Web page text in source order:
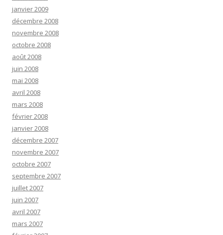
janvier 2009
décembre 2008
novembre 2008
octobre 2008
août 2008
juin 2008
mai 2008
avril 2008
mars 2008
février 2008
janvier 2008
décembre 2007
novembre 2007
octobre 2007
septembre 2007
juillet 2007
juin 2007
avril 2007
mars 2007